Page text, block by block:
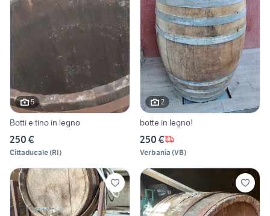
5
Botti e tino in legno
250 €
Cittaducale(RI)
2
botte in legno!
250 €
Verbania (VB)